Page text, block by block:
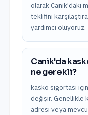
olarak Canik'daki
teklifini
yardımcı oluyoruz.
Canik'da
ne gerekli?
kasko sigortası
değişir. Genellikle
adresi veya